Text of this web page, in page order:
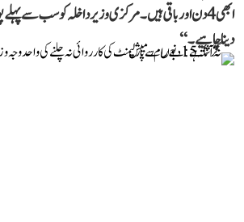
ابھی 4 دن اور باقی ہیں۔ مرکزی وزیر داخلہ کو سب سے
دینا چاہیے۔‘‘